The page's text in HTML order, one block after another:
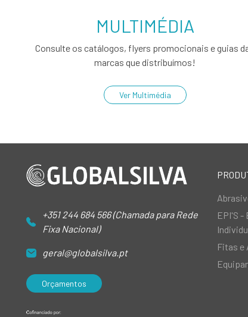
MULTIMÉDIA
Consulte os catálogos, flyers promocionais e guias
marcas que distribuímos!
Ver Multimédia
+351 244 684 566 (Chamada para Rede
Fixa Nacional)
geral@globalsilva.pt
Orçamentos
EPI'S -
Fitas e